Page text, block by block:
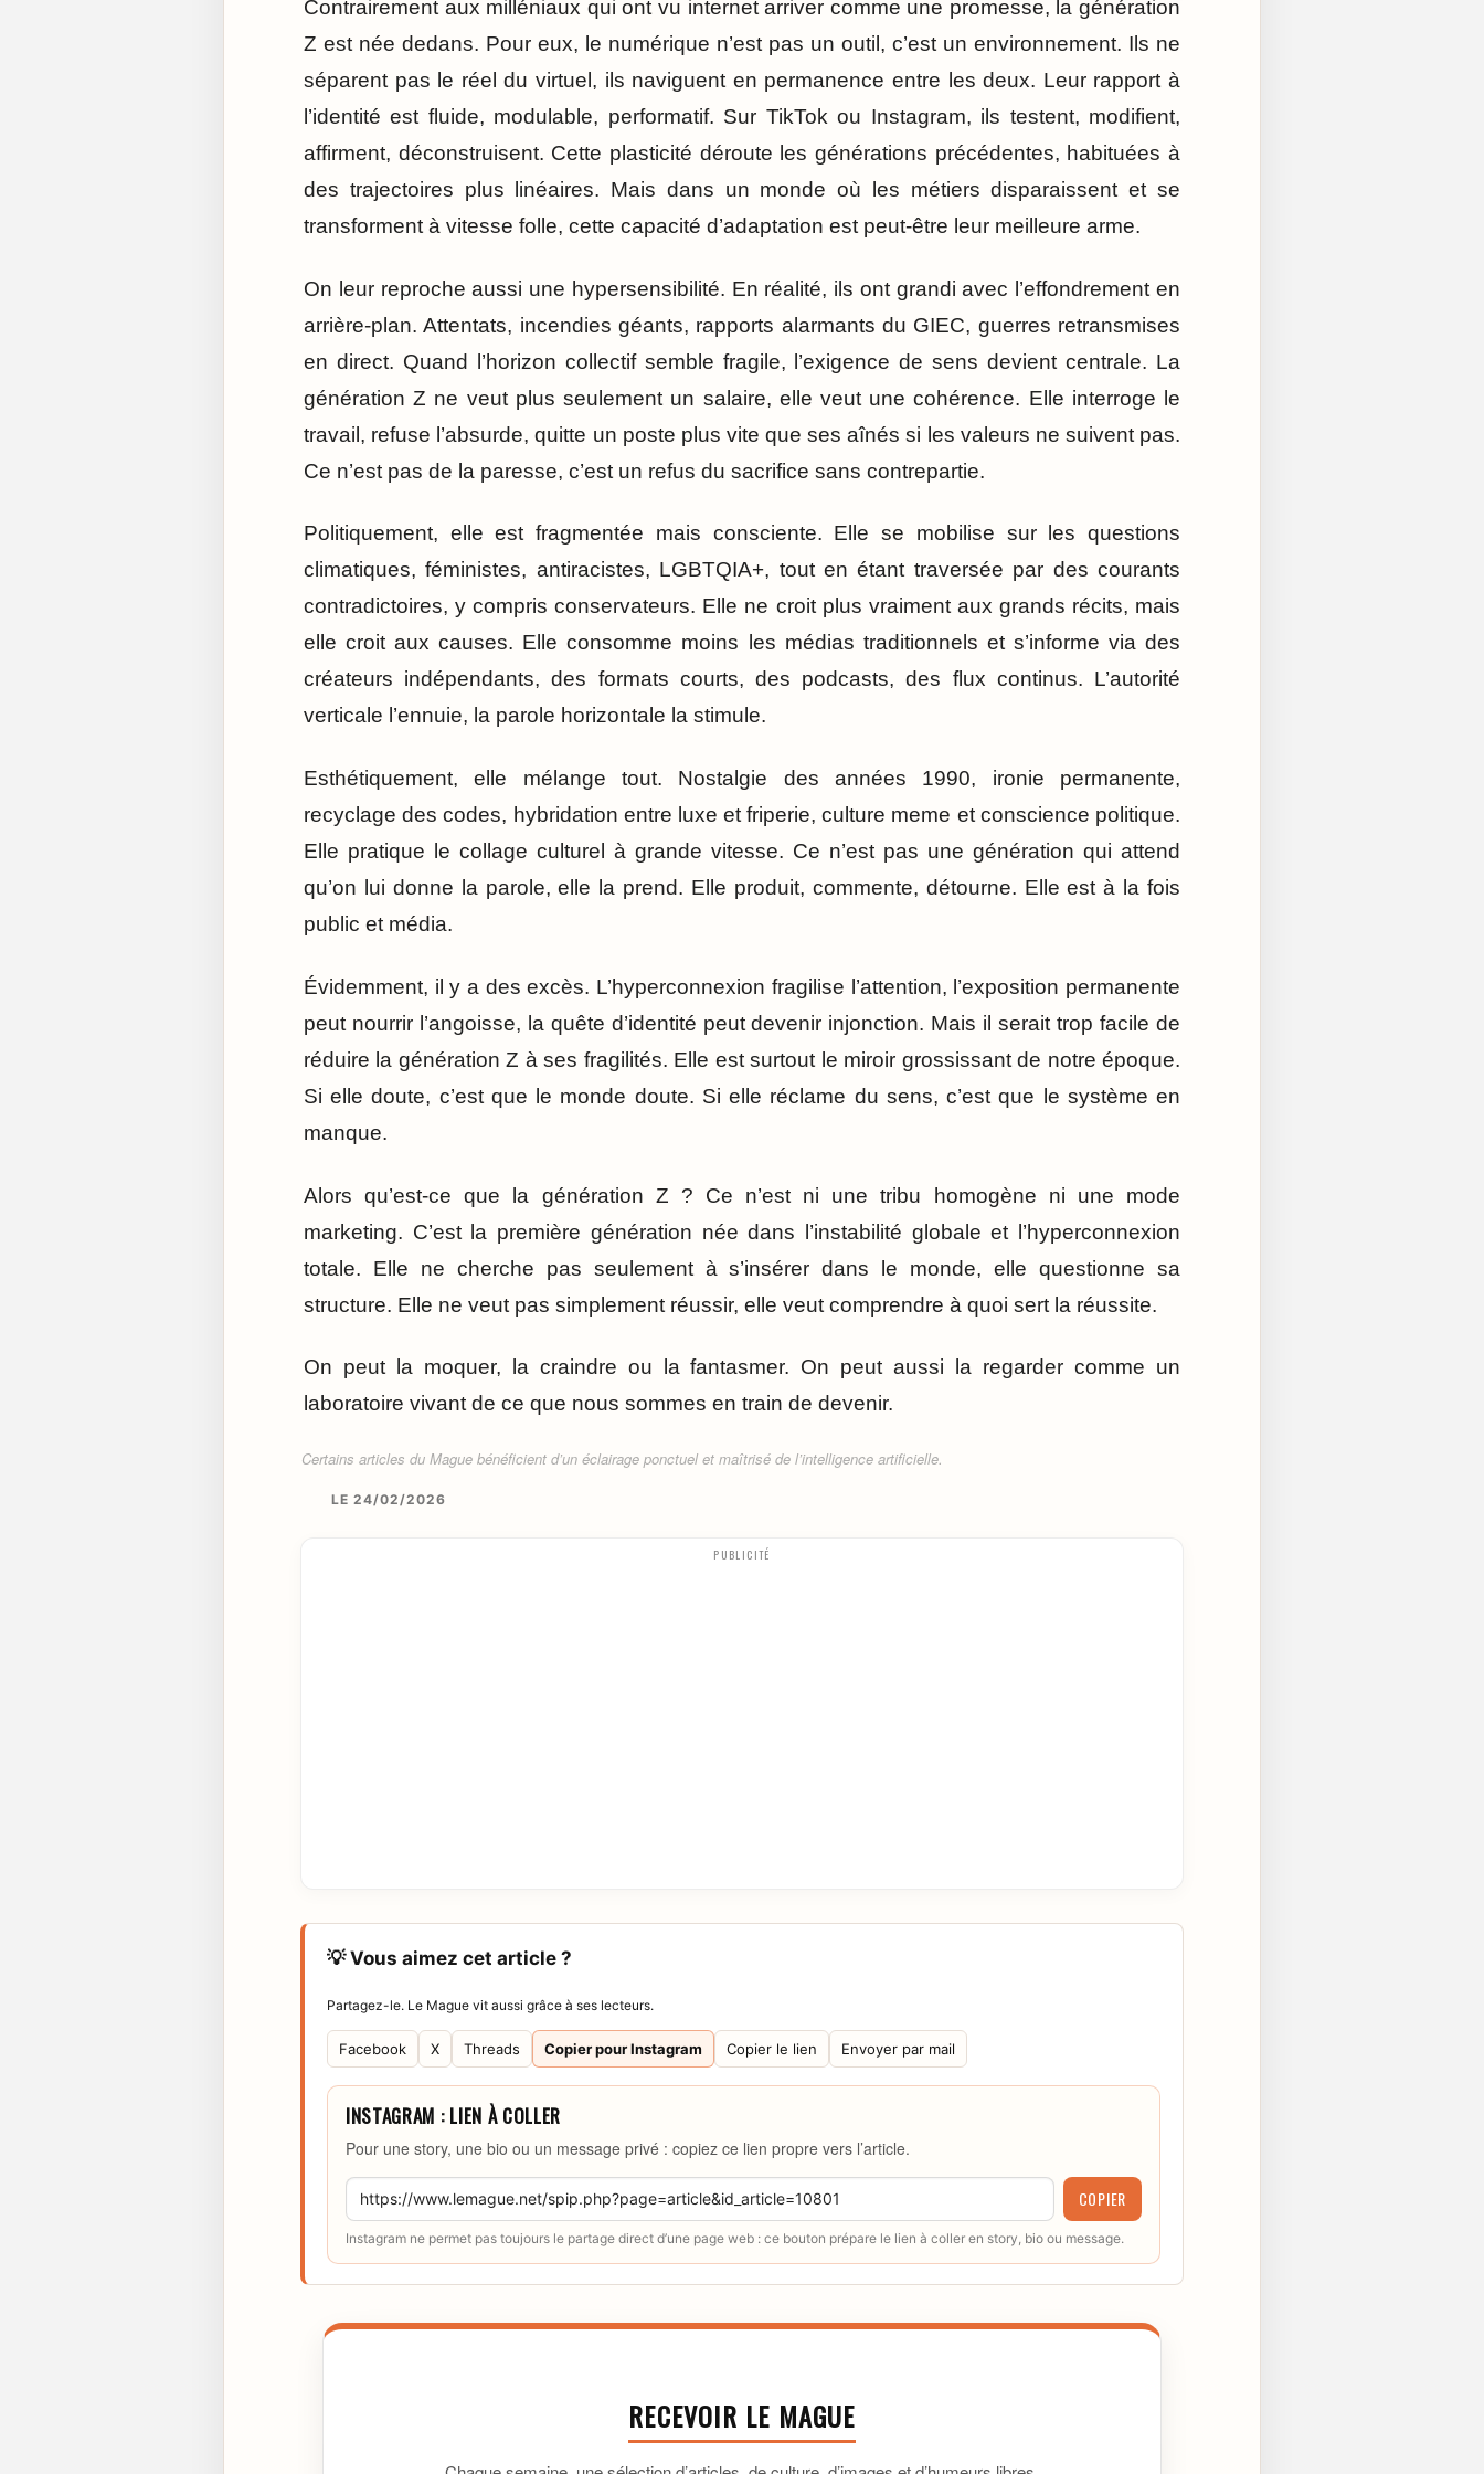
Contrairement aux milléniaux qui ont vu internet arriver comme une promesse, la génération
Z est née dedans. Pour eux, le numérique n’est pas un outil, c’est un environnement. Ils ne
séparent pas le réel du virtuel, ils naviguent en permanence entre les deux. Leur rapport à
l’identité est fluide, modulable, performatif. Sur TikTok ou Instagram, ils testent, modifient,
affirment, déconstruisent. Cette plasticité déroute les générations précédentes, habituées à
des trajectoires plus linéaires. Mais dans un monde où les métiers disparaissent et se
transforment à vitesse folle, cette capacité d’adaptation est peut-être leur meilleure arme.
On leur reproche aussi une hypersensibilité. En réalité, ils ont grandi avec l’effondrement en
arrière-plan. Attentats, incendies géants, rapports alarmants du GIEC, guerres retransmises
en direct. Quand l’horizon collectif semble fragile, l’exigence de sens devient centrale. La
génération Z ne veut plus seulement un salaire, elle veut une cohérence. Elle interroge le
travail, refuse l’absurde, quitte un poste plus vite que ses aînés si les valeurs ne suivent pas.
Ce n’est pas de la paresse, c’est un refus du sacrifice sans contrepartie.
Politiquement, elle est fragmentée mais consciente. Elle se mobilise sur les questions
climatiques, féministes, antiracistes, LGBTQIA+, tout en étant traversée par des courants
contradictoires, y compris conservateurs. Elle ne croit plus vraiment aux grands récits, mais
elle croit aux causes. Elle consomme moins les médias traditionnels et s’informe via des
créateurs indépendants, des formats courts, des podcasts, des flux continus. L’autorité
verticale l’ennuie, la parole horizontale la stimule.
Esthétiquement, elle mélange tout. Nostalgie des années 1990, ironie permanente,
recyclage des codes, hybridation entre luxe et friperie, culture meme et conscience politique.
Elle pratique le collage culturel à grande vitesse. Ce n’est pas une génération qui attend
qu’on lui donne la parole, elle la prend. Elle produit, commente, détourne. Elle est à la fois
public et média.
Évidemment, il y a des excès. L’hyperconnexion fragilise l’attention, l’exposition permanente
peut nourrir l’angoisse, la quête d’identité peut devenir injonction. Mais il serait trop facile de
réduire la génération Z à ses fragilités. Elle est surtout le miroir grossissant de notre époque.
Si elle doute, c’est que le monde doute. Si elle réclame du sens, c’est que le système en
manque.
Alors qu’est-ce que la génération Z ? Ce n’est ni une tribu homogène ni une mode
marketing. C’est la première génération née dans l’instabilité globale et l’hyperconnexion
totale. Elle ne cherche pas seulement à s’insérer dans le monde, elle questionne sa
structure. Elle ne veut pas simplement réussir, elle veut comprendre à quoi sert la réussite.
On peut la moquer, la craindre ou la fantasmer. On peut aussi la regarder comme un
laboratoire vivant de ce que nous sommes en train de devenir.
Certains articles du Mague bénéficient d’un éclairage ponctuel et maîtrisé de l’intelligence artificielle.
LE 24/02/2026
PUBLICITÉ
💡 Vous aimez cet article ?
Partagez-le. Le Mague vit aussi grâce à ses lecteurs.
Facebook X Threads Copier pour Instagram Copier le lien Envoyer par mail
INSTAGRAM : LIEN À COLLER
Pour une story, une bio ou un message privé : copiez ce lien propre vers l’article.
COPIER
Instagram ne permet pas toujours le partage direct d’une page web : ce bouton prépare le lien à coller en story, bio ou message.
RECEVOIR LE MAGUE